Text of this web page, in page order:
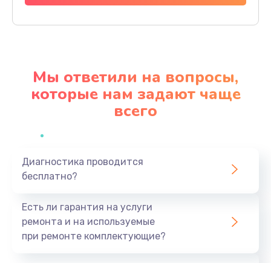
Заказать
Замена кнопки
Заказать
Мы ответили на вопросы,
которые нам задают чаще
всего
Диагностика проводится
бесплатно?
Есть ли гарантия на услуги
ремонта и на используемые
при ремонте комплектующие?